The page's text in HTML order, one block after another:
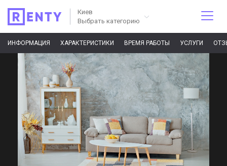
Киев
Выбрать категорию
ИНФОРМАЦИЯ ХАРАКТЕРИСТИКИ ВРЕМЯ РАБОТЫ УСЛУГИ